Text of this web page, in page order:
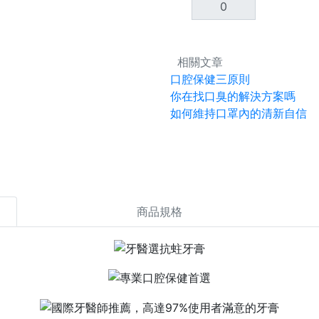
相關文章
口腔保健三原則
你在找口臭的解決方案嗎
如何維持口罩內的清新自信
商品規格